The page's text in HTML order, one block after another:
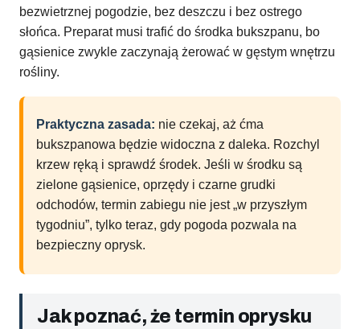
bezwietrznej pogodzie, bez deszczu i bez ostrego
słońca. Preparat musi trafić do środka bukszpanu, bo
gąsienice zwykle zaczynają żerować w gęstym wnętrzu
rośliny.
Praktyczna zasada: nie czekaj, aż ćma
bukszpanowa będzie widoczna z daleka. Rozchyl
krzew ręką i sprawdź środek. Jeśli w środku są
zielone gąsienice, oprzędy i czarne grudki
odchodów, termin zabiegu nie jest „w przyszłym
tygodniu”, tylko teraz, gdy pogoda pozwala na
bezpieczny oprysk.
Jak poznać, że termin oprysku